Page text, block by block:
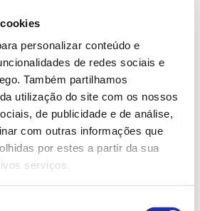
personalizar conteúdo e
de redes sociais e
Também partilhamos
utilização do site com os nossos
de publicidade e de análise,
com outras informações que
por estes a partir da sua
serviços.
é necessária inscrição prévia.
a iniciativa e inscrição
de outras espécies em risco: